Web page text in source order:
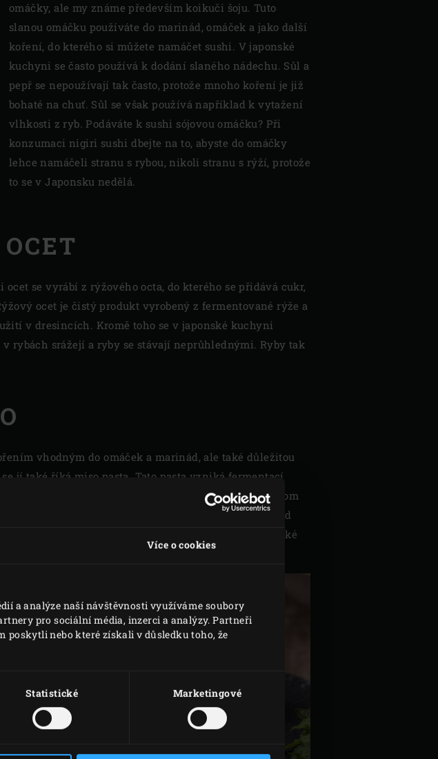
Více o cookies
a analýze naší návštěvnosti využíváme soubory
pro sociální média, inzerci a analýzy. Partneři
nebo které získali v důsledku toho, že
Statistické Marketingové
omáčky, ale my známe především koikuči šoju. Tuto
slanou omáčku používáte do marinád, omáček a jako další
koření, do kterého si můžete namáčet sushi. V japonské
kuchyni se často používá k dodání slaného nádechu. Sůl a
pepř se nepoužívají tak často, protože mnoho koření je již
bohaté na chuť. Sůl se však používá například k vytažení
vlhkosti z ryb. Podáváte k sushi sójovou omáčku? Při
konzumaci nigiri sushi dbejte na to, abyste do omáčky
lehce namáčeli stranu s rybou, nikoli stranu s rýží, protože
to se v Japonsku nedělá.
se vyrábí z rýžového octa, do kterého se přidává cukr,
ocet je čistý produkt vyrobený z fermentované rýže a
v dresincích. Kromě toho se v japonské kuchyni
srážejí a ryby se stávají neprůhlednými. Ryby tak
vhodným do omáček a marinád, ale také důležitou
jí také říká miso pasta. Tato pasta vzniká fermentací
až několika let, poté se lisuje. Tekutina, která se při tom
různé druhy misa, které se chuťově velmi liší, od
chuť. Bílé miso má kromě slaného nádechu také
k marinování lososa.